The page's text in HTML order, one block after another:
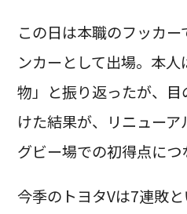
この日は本職のフッカ
ンカーとして出場。本
物」と振り返ったが、
けた結果が、リニュー
グビー場での初得点につ
今季のトヨタVは7連敗